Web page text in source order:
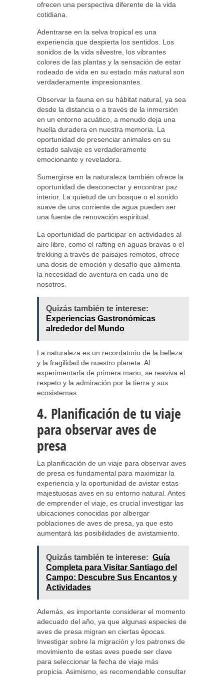
ofrecen una perspectiva diferente de la vida
cotidiana.
Adentrarse en la selva tropical es una
experiencia que despierta los sentidos. Los
sonidos de la vida silvestre, los vibrantes
colores de las plantas y la sensación de estar
rodeado de vida en su estado más natural son
verdaderamente impresionantes.
Observar la fauna en su hábitat natural, ya sea
desde la distancia o a través de la inmersión
en un entorno acuático, a menudo deja una
huella duradera en nuestra memoria. La
oportunidad de presenciar animales en su
estado salvaje es verdaderamente
emocionante y reveladora.
Sumergirse en la naturaleza también ofrece la
oportunidad de desconectar y encontrar paz
interior. La quietud de un bosque o el sonido
suave de una corriente de agua pueden ser
una fuente de renovación espiritual.
La oportunidad de participar en actividades al
aire libre, como el rafting en aguas bravas o el
trekking a través de paisajes remotos, ofrece
una dosis de emoción y desafío que alimenta
la necesidad de aventura en cada uno de
nosotros.
Quizás también te interese:
Experiencias Gastronómicas
alrededor del Mundo
La naturaleza es un recordatorio de la belleza
y la fragilidad de nuestro planeta. Al
experimentarla de primera mano, se reaviva el
respeto y la admiración por la tierra y sus
ecosistemas.
4. Planificación de tu viaje
para observar aves de
presa
La planificación de un viaje para observar aves
de presa es fundamental para maximizar la
experiencia y la oportunidad de avistar estas
majestuosas aves en su entorno natural. Antes
de emprender el viaje, es crucial investigar las
ubicaciones conocidas por albergar
poblaciones de aves de presa, ya que esto
aumentará las posibilidades de avistamiento.
Quizás también te interese: Guía
Completa para Visitar Santiago del
Campo: Descubre Sus Encantos y
Actividades
Además, es importante considerar el momento
adecuado del año, ya que algunas especies de
aves de presa migran en ciertas épocas.
Investigar sobre la migración y los patrones de
movimiento de estas aves puede ser clave
para seleccionar la fecha de viaje más
propicia. Asimismo, es recomendable consultar